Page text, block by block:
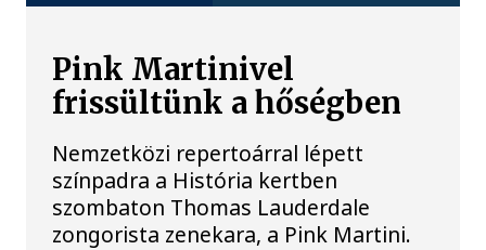
Pink Martinivel
frissültünk a hőségben
Nemzetközi repertoárral lépett
színpadra a História kertben
szombaton Thomas Lauderdale
zongorista zenekara, a Pink Martini.